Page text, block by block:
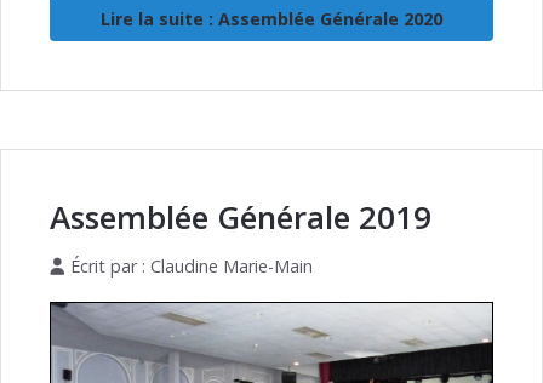
Lire la suite : Assemblée Générale 2020
Assemblée Générale 2019
Écrit par : Claudine Marie-Main